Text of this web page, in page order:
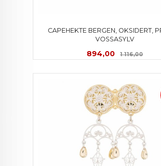
CAPEHEKTE BERGEN, OKSIDERT,
VOSSASYLV
Tilbud
894,00 1 116,00Rabatt